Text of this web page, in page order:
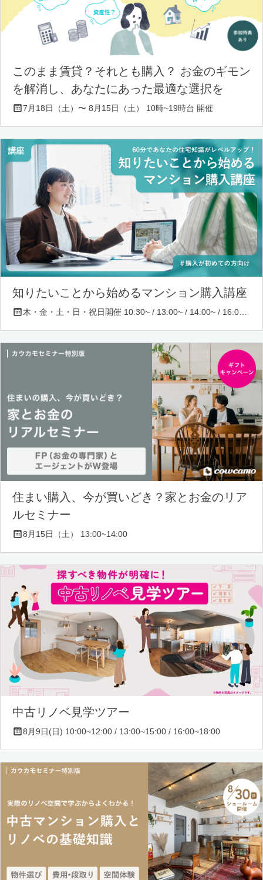
このまま賃貸？それとも購入？ お金のギモン
を解消し、あなたにあった最適な選択を
7月18日（土）〜 8月15日（土） 10時~19時台 開催
知りたいことから始めるマンション購入講座
住まい購入、今が買いどき？家とお金のリア
ルセミナー
8月15日（土） 13:00~14:00
中古リノベ見学ツアー
8月9日(日) 10:00~12:00 / 13:00~15:00 / 16:00~18:00